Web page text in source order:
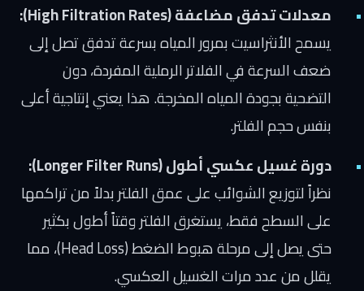
معدلات تدفق مضاعفة (High Filtration Rates):
يسمح الأنثراسيت بمرور المياه بسرعة تدفق تصل إلى
ضعف السرعة في الفلاتر الرملية المفردة، دون
التضحية بجودة المياه المخرجة. هذا يعني إنتاجية أعلى
بنفس حجم الفلتر.
دورة غسيل عكسي أطول (Longer Filter Runs):
نظراً لتوزيع الشوائب على عمق الفلتر بدلاً من تراكمها
على السطح فقط، يستغرق الفلتر وقتاً أطول بكثير
حتى يصل إلى مرحلة هبوط الضغط (Head Loss)، مما
يقلل من عدد مرات الغسيل العكسي.